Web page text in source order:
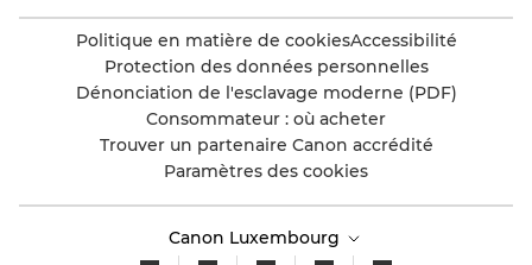
Politique en matière de cookiesAccessibilité
Protection des données personnelles
Dénonciation de l'esclavage moderne (PDF)
Consommateur : où acheter
Trouver un partenaire Canon accrédité
Paramètres des cookies
Canon Luxembourg